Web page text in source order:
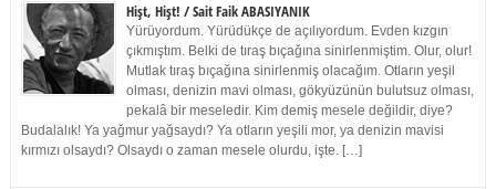
Hişt, Hişt! / Sait Faik ABASIYANIK
Yürüyordum. Yürüdükçe de açılıyordum. Evden kızgın
çıkmıştım. Belki de tıraş bıçağına sinirlenmiştim. Olur, olur!
Mutlak tıraş bıçağına sinirlenmiş olacağım. Otların yeşil
olması, denizin mavi olması, gökyüzünün bulutsuz olması,
pekalâ bir meseledir. Kim demiş mesele değildir, diye?
Budalalık! Ya yağmur yağsaydı? Ya otların yeşili mor, ya denizin mavisi
kırmızı olsaydı? Olsaydı o zaman mesele olurdu, işte. […]